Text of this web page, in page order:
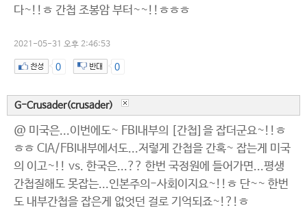
다~!!ㅎ 간첩 조봉암 부터~~!!ㅎㅎㅎ
2021-05-31 오후 2:46:53
0 0
G-Crusader(crusader)
@ 미국은...이번에도~ FBI내부의 [간첩]을 잡더군요~!!ㅎ
ㅎㅎ CIA/FBI내부에서도...저렇게 간첩을 간혹~ 잡는게 미국
의 이고~!! vs. 한국은...?? 한번 국정원에 들어가면...평생
간첩질해도 못잡는...인본주의-사회이지요~!!ㅎ 단~~ 한번
도 내부간첩을 잡은게 없엇던 걸로 기억되죠~!?!ㅎ